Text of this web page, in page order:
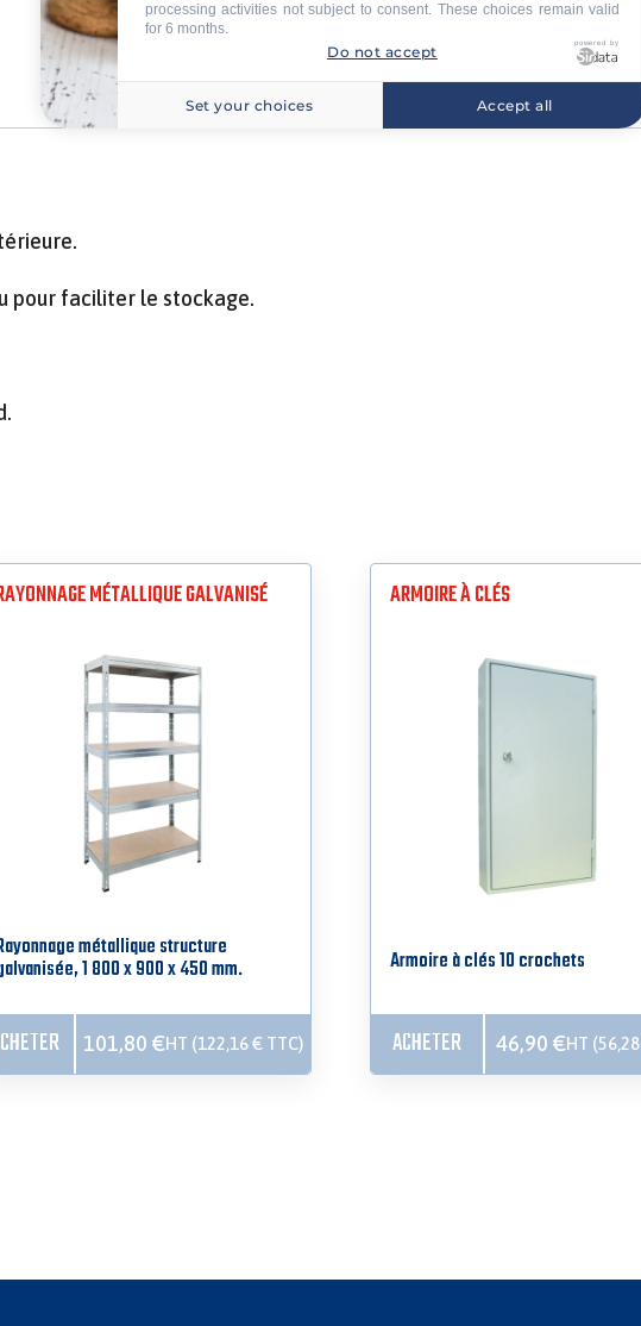
pour faciliter le stockage.
MÉTALLIQUE GALVANISÉ
métallique structure
1 800 x 900 x 450 mm.
101,80 €HT (122,16€TTC)
ARMOIRE À CLÉS
Armoire à clés 10 crochets
ACHETER 46,90 €HT (56,28
processing activities not subject to consent. These choices remain valid
for 6 months.
Do not accept powered by
Set your choices Accept all